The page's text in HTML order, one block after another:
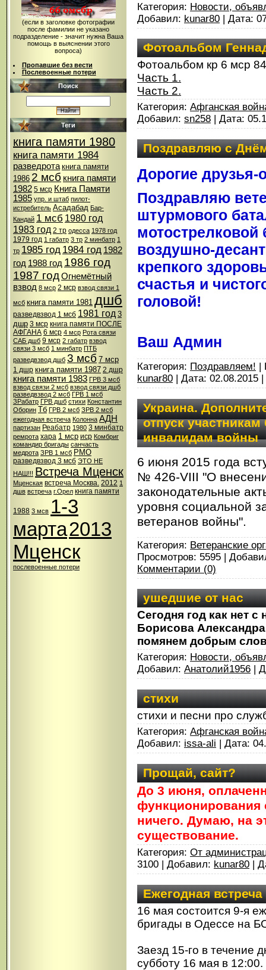
(если в заголовке фотографии
после фамилии не указано
подразделение - значит нужна Ваша
помощь в выяснении этого
вопроса)
Пропавшие без вести
Послевоенные потери
Поиск
Теги
книга памяти 1980
книга памяти 1984
разведрота книга памяти
1986 2 мсб книга памяти
1982 5 мср Книга Памяти
1985 упр. и штаб пилот-
истребитель Асадабад Бар-
Кандай 1 мсб 1980 год
1983 год 2 тр одесса 1978 год
1979 год 1 габатр 3 тр 2 минбатр 1
тр 1985 год 1984 год 1982
год 1988 год 1986 год
1987 годОгнемётный
взвод 8 мср 2 мср взвод связи 1
мсб книга памяти 1981 дшб
разведвзвод 1 мсб 1981 год 3
дшр 3 мср книга памяти ПОСЛЕ
АФГАНА 6 мср 4 мср Рота связи
САБ дшб 9 мср 2 габатр взвод
связи 3 мсб 1 минбатр ПТБ
разведвзвод дшб 3 мсб 7 мср
1 дшр книга памяти 1987 2 дшр
книга памяти 1983 ГРВ 3 мсб
взвод связи 2 мсб взвод связи дшб
разведвзвод 2 мсб ГРВ 1 мсб
ЗРабатр ГРВ дшб стихи Константин
Оборин Тб ГРВ 2 мсб ЗРВ 2 мсб
ежегодная встреча Колонна АДН
партизан Реабатр 1980 3 минбатр
ремрота хара 1 мср иср Комбриг
командир бригады санчасть
медрота ЗРВ 1 мсб РМО
разведвзвод 3 мсб ЭТО НЕ
НАШ!!! Встреча Мценск
Мценская встреча Москва. 2012 1
дшв встреча г.Орел книга памяти
1988 3 мсв 1-3
марта2013
Мценск
послевоенные потери
Категория: Новости,
Добавил: kunar80 | Дата:
Фотоальбом
Фотоальбом кр 6 мср
Часть 1.
Часть 2.
Категория: Афганская
Добавил: sn258 | Дата:
Поздравляю с
Дорогие друзья-
Поздравляю
штурмового
воздушно-
крепкого
счастья и
головой!
Ваш Админ
Категория: Поздравляем! |
kunar80 | Дата: 02.08.2015 |
Украина.
отпуск
инвалидам войны
6 июня 2015 года
№ 426-VIII "О
законодательные
уровня социальной
ветеранов войны".
Категория: Ветеранские
Просмотров: 5595 |
Комментарии (0)
ушедшие от нас
Сегодня год как нет
Борисова
помянем добрым
Категория: Новости,
Добавил: Анатолий1956 |
стихи
стихи и песни про
Категория: Афганская
Добавил: issa-ali | Дата:
Прощай, сайт?
До 3 июня,
функционирования
ничего. Думаю, на
существование.
Категория: От
3100 | Добавил: kunar80 |
Ежегодная
16 мая состоится 9-я
бригады в Одессе на
Заезд 15-го в течение
субботу 16 мая в 12:00.